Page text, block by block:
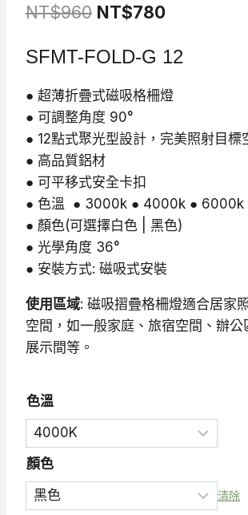
NT$960 原
價
格：
NT$960。
NT$780目
價
格：
SFMT-FOLD-G 12
● 超薄折疊式磁吸格柵燈
● 可調整角度 90°
● 12點式聚光型設計，完美照射目標
● 高品質鋁材
● 可平移式安全卡扣
● 色溫 ● 3000k ● 4000k ● 6000k
● 顏色(可選擇白色 | 黑色)
● 光學角度 36°
● 安裝方式: 磁吸式安裝
使用區域: 磁吸摺疊格柵燈適合居家
空間，如一般家庭、旅宿空間、辦公
展示間等。
色溫
顏色
清除